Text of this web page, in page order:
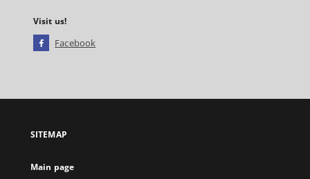
Visit us!
Facebook
open
new
SITEMAP
Main page